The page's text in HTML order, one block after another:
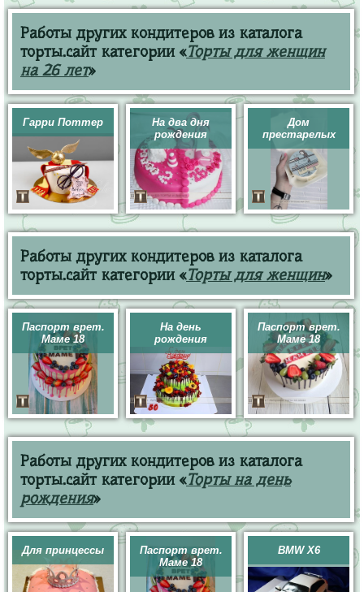
Работы других кондитеров из каталога
торты.сайт категории «Торты для женщин
на 26 лет»
Гарри Поттер
На два дня
рождения
Дом
престарелых
Работы других кондитеров из каталога
торты.сайт категории «Торты для женщин»
Паспорт врет.
Маме 18
На день
рождения
Паспорт врет.
Маме 18
Работы других кондитеров из каталога
торты.сайт категории «Торты на день
рождения»
Для принцессы
Паспорт врет.
Маме 18
BMW X6